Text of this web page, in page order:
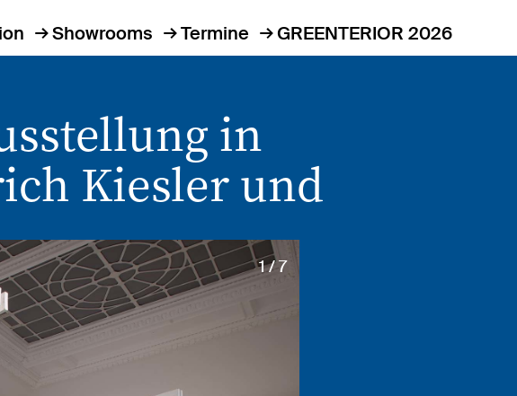
Showrooms Termine GREENTERIOR 2026
in
Kiesler und
1 / 7